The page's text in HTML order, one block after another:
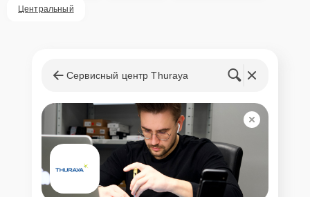
Центральный
Сервисный центр Thuraya